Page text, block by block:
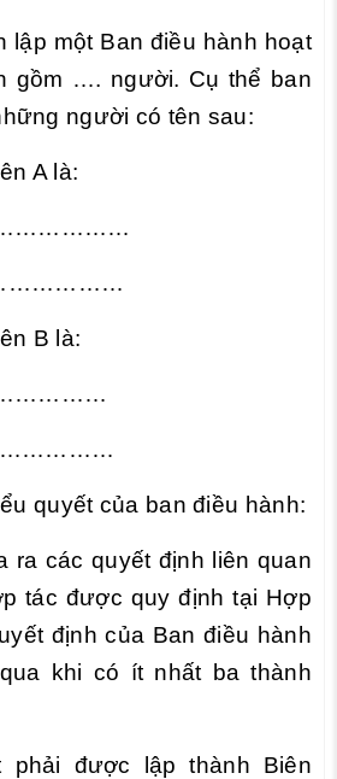
lập một Ban điều hành hoạt
gồm …. người. Cụ thể ban
người có tên sau:
A là:
B là:
quyết của ban điều hành:
ra các quyết định liên quan
tác được quy định tại Hợp
định của Ban điều hành
khi có ít nhất ba thành
phải được lập thành Biên